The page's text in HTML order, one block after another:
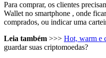
Para comprar, os clientes
Wallet no smartphone , onde
comprados, ou indicar uma
Leia também >>> Hot, warm e
guardar suas criptomoedas?